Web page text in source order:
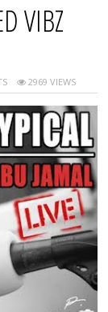
VIBZ
2969 VIEWS